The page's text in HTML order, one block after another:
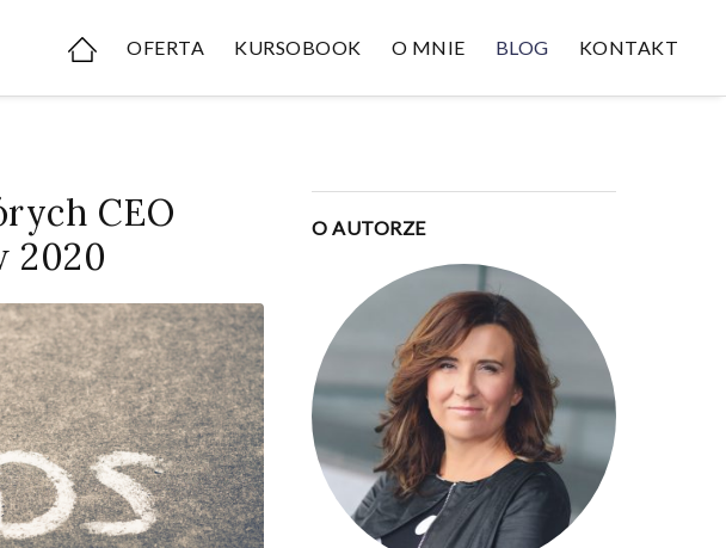
OFERTA KURSOBOOK O MNIE BLOG KONTAKT
CEO
2020
O AUTORZE